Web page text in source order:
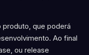
produto, que poderá
Ao final
ou release